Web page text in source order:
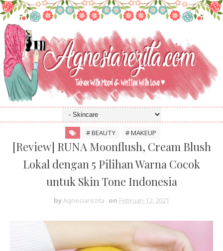
# BEAUTY # MAKEUP
[Review] RUNA Moonflush, Cream Blush
Lokal dengan 5 Pilihan Warna Cocok
untuk Skin Tone Indonesia
byAgnesiarezita on Februari 12, 2021